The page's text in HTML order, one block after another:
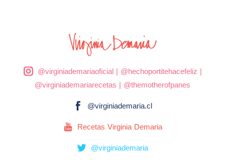
@virginiademariaoficial| @hechoportitehacefeliz |
@virginiademariarecetas | @themotherofpanes
@virginiademaria.cl
Recetas Virginia Demaria
@virginiademaria